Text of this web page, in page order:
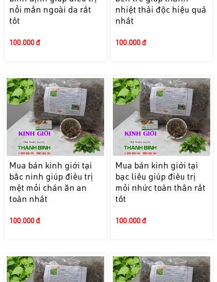
nổi mẩn ngoài da rất
tốt
100.000 đ
nhiệt thải độc hiệu quả
nhất
100.000 đ
Mua bán kinh giới tại
bắc ninh giúp điều trị
mệt mỏi chán ăn an
toàn nhất
100.000 đ
Mua bán kinh giới tại
bạc liêu giúp điều trị
mỏi nhức toàn thân rất
tốt
100.000 đ